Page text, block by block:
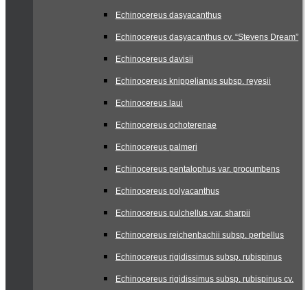
Echinocereus dasyacanthus
Echinocereus dasyacanthus cv. “Stevens Dream”
Echinocereus davisii
Echinocereus knippelianus subsp. reyesii
Echinocereus laui
Echinocereus ochoterenae
Echinocereus palmeri
Echinocereus pentalophus var. procumbens
Echinocereus polyacanthus
Echinocereus pulchellus var. sharpii
Echinocereus reichenbachii subsp. perbellus
Echinocereus rigidissimus subsp. rubispinus
Echinocereus rigidissimus subsp. rubispinus cv.